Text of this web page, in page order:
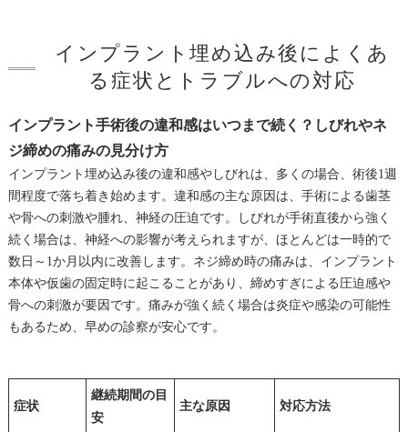
インプラント埋め込み後によくあ
る症状とトラブルへの対応
インプラント手術後の違和感はいつまで続く？しびれやネ
ジ締めの痛みの見分け方
インプラント埋め込み後の違和感やしびれは、多くの場合、術後1週
間程度で落ち着き始めます。違和感の主な原因は、手術による歯茎
や骨への刺激や腫れ、神経の圧迫です。しびれが手術直後から強く
続く場合は、神経への影響が考えられますが、ほとんどは一時的で
数日～1か月以内に改善します。ネジ締め時の痛みは、インプラント
本体や仮歯の固定時に起こることがあり、締めすぎによる圧迫感や
骨への刺激が要因です。痛みが強く続く場合は炎症や感染の可能性
もあるため、早めの診察が安心です。
症状
継続期間の目
安
主な原因 対応方法